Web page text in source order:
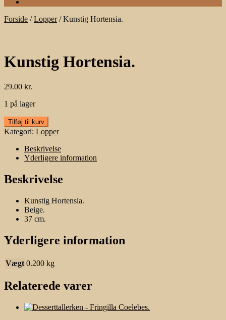
Forside /Lopper/Kunstig Hortensia.
Kunstig Hortensia.
29.00 kr.
1 på lager
Kunstig
Hortensia.
Tilføj til kurv
Kategori: Lopper
Beskrivelse
Yderligere information
Beskrivelse
Kunstig Hortensia.
Beige.
37 cm.
Yderligere information
Vægt 0.200 kg
Relaterede varer